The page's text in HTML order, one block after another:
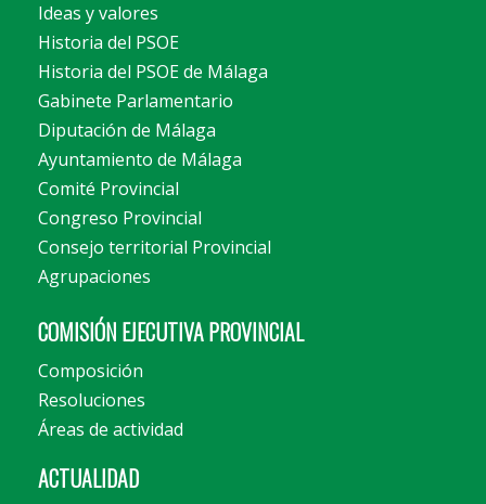
Ideas y valores
Historia del PSOE
Historia del PSOE de Málaga
Gabinete Parlamentario
Diputación de Málaga
Ayuntamiento de Málaga
Comité Provincial
Congreso Provincial
Consejo territorial Provincial
Agrupaciones
COMISIÓN EJECUTIVA PROVINCIAL
Composición
Resoluciones
Áreas de actividad
ACTUALIDAD